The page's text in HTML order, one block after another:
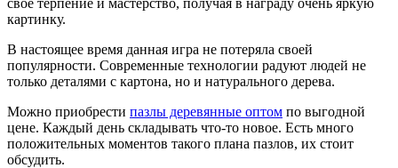
картинку.
В настоящее время данная игра не потеряла своей
популярности. Современные технологии радуют людей не
только деталями с картона, но и натурального дерева.
Можно приобрести пазлы деревянные оптом по выгодной
цене. Каждый день складывать что-то новое. Есть много
положительных моментов такого плана пазлов, их стоит
обсудить.